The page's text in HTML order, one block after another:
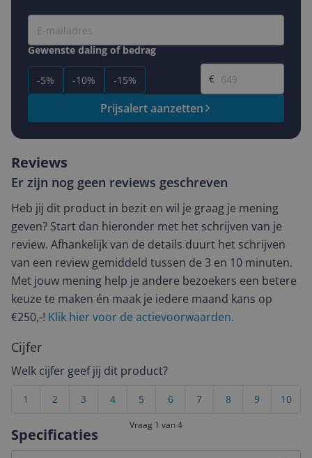
Gewenste daling of bedrag
-5% -10% -15%
Gewenste prijs
€
Prijsalert aanzetten
Specificaties
Reviews
Er zijn nog geen reviews geschreven
Heb jij dit product in bezit en wil je graag je mening
geven? Start dan hieronder met het schrijven van je
review. Afhankelijk van de details duurt het schrijven
van een review gemiddeld tussen de 3 en 10 minuten.
Met jouw mening help je andere bezoekers een betere
keuze te maken én maak je iedere maand kans op
€250,-! Klik hier voor de actievoorwaarden.
Cijfer
Welk cijfer geef jij dit product?
10
9
8
7
6
5
4
3
2
1
Vraag 1 van 4